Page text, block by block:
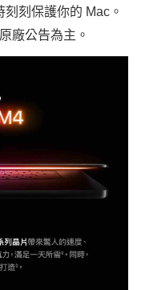
刻保護你的 Mac。
廠公告為主。